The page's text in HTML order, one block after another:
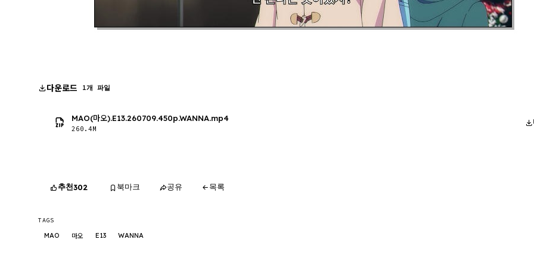
다운로드 1개 파일
MAO(마오).E13.260709.450p.WANNA.mp4
260.4M
추천302 북마크 공유 목록
TAGS
MAO 마오 E13 WANNA